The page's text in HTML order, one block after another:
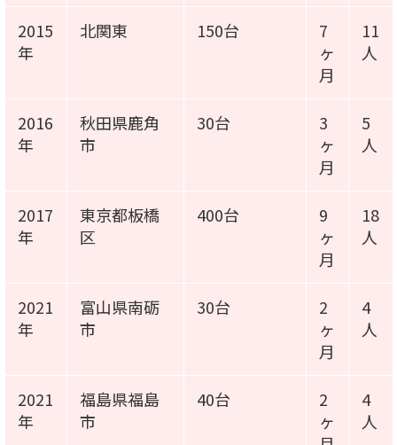
2015
年
北関東 150台
7
ヶ
月
11
人
2016
年
秋田県鹿角
市
30台
3
ヶ
月
5
人
2017
年
東京都板橋
区
400台
9
ヶ
月
18
人
2021
年
富山県南砺
市
30台
2
ヶ
月
4
人
2021
年
福島県福島
市
40台
2
ヶ
4
人